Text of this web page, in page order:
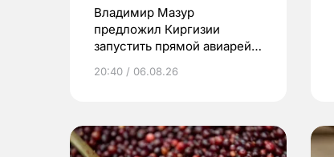
Владимир Мазур
предложил Киргизии
запустить прямой авиарейс
20:40 / 06.08.26